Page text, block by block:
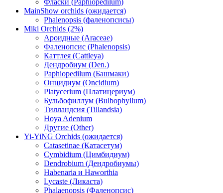
Фласки (Paphiopedilum)
MainShow orchids (ожидается)
Phalenopsis (фаленопсисы)
Miki Orchids (2%)
Ароидные (Araceae)
Фаленопсис (Phalenopsis)
Каттлея (Cattleya)
Дендробиум (Den.)
Paphiopedilum (Башмаки)
Онцидиум (Oncidium)
Platycerium (Платицериум)
Бульбофиллум (Bulbophyllum)
Тилландсия (Tillandsia)
Hoya Adenium
Другие (Other)
Yi-YiNG Orchids (ожидается)
Catasetinae (Катасетум)
Cymbidium (Цимбидиум)
Dendrobium (Дендробиумы)
Habenaria и Haworthia
Lycaste (Ликаста)
Phalaenopsis (Фаленопсис)